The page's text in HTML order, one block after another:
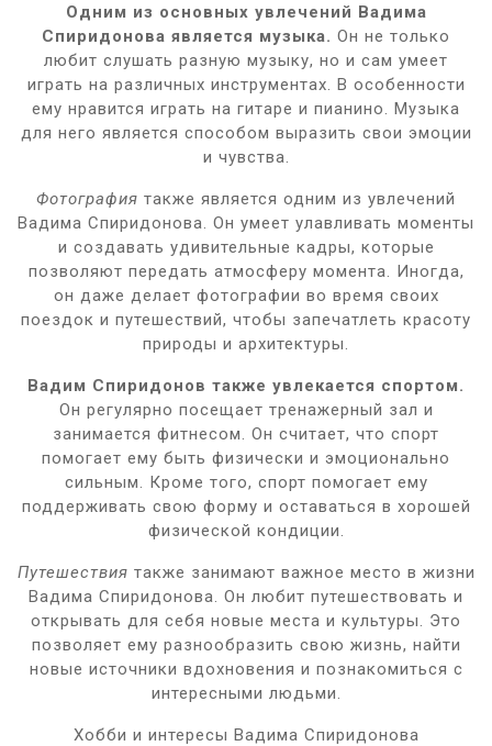
Одним из основных увлечений Вадима
Спиридонова является музыка. Он не только
любит слушать разную музыку, но и сам умеет
играть на различных инструментах. В особенности
ему нравится играть на гитаре и пианино. Музыка
для него является способом выразить свои эмоции
и чувства.
Фотография также является одним из увлечений
Вадима Спиридонова. Он умеет улавливать моменты
и создавать удивительные кадры, которые
позволяют передать атмосферу момента. Иногда,
он даже делает фотографии во время своих
поездок и путешествий, чтобы запечатлеть красоту
природы и архитектуры.
Вадим Спиридонов также увлекается спортом.
Он регулярно посещает тренажерный зал и
занимается фитнесом. Он считает, что спорт
помогает ему быть физически и эмоционально
сильным. Кроме того, спорт помогает ему
поддерживать свою форму и оставаться в хорошей
физической кондиции.
Путешествия также занимают важное место в жизни
Вадима Спиридонова. Он любит путешествовать и
открывать для себя новые места и культуры. Это
позволяет ему разнообразить свою жизнь, найти
новые источники вдохновения и познакомиться с
интересными людьми.
Хобби и интересы Вадима Спиридонова